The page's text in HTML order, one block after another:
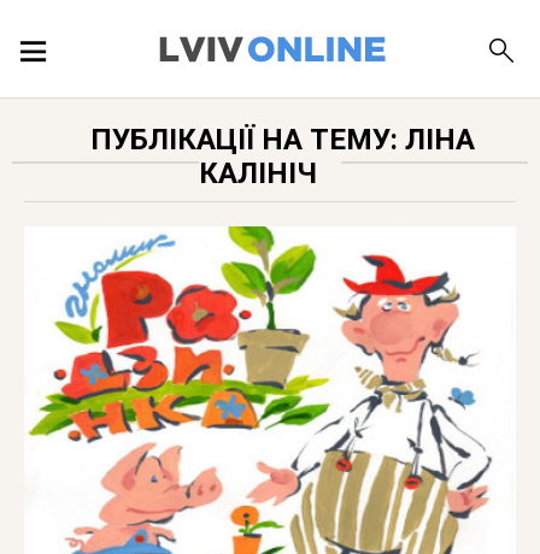
ПУБЛІКАЦІЇ
ДОВІДКА
ПУБЛІКАЦІЇ НА ТЕМУ: ЛІНА
КАЛІНІЧ